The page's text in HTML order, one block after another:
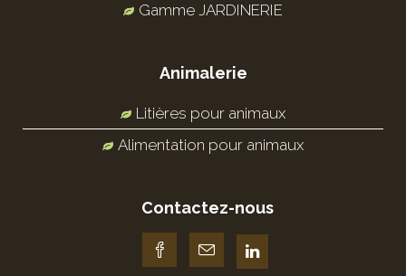
Gamme JARDINERIE
Animalerie
Litières pour animaux
Alimentation pour animaux
Contactez-nous